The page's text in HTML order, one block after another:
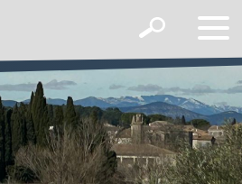
le
Afficher
formulaire
de
recherche